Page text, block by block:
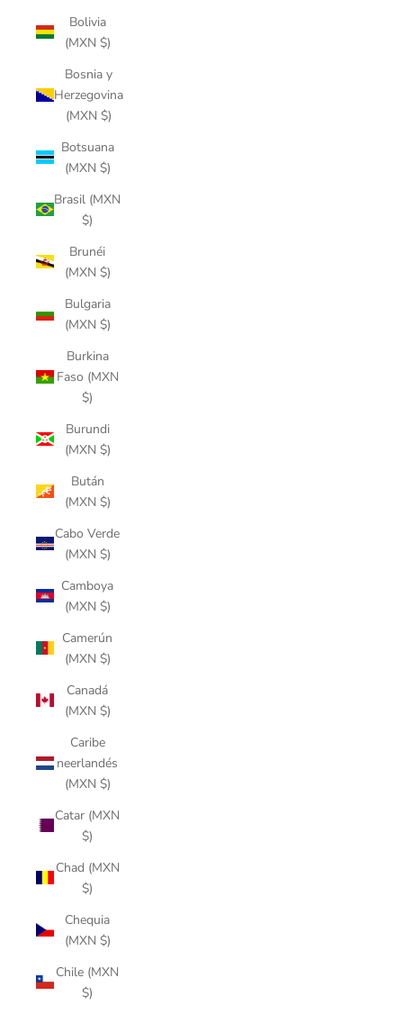
Bolivia
(MXN $)
Bosnia y
Herzegovina
(MXN $)
Botsuana
(MXN $)
Brasil (MXN
$)
Brunéi
(MXN $)
Bulgaria
(MXN $)
Burkina
Faso (MXN
$)
Burundi
(MXN $)
Bután
(MXN $)
Cabo Verde
(MXN $)
Camboya
(MXN $)
Camerún
(MXN $)
Canadá
(MXN $)
Caribe
neerlandés
(MXN $)
Catar (MXN
$)
Chad (MXN
$)
Chequia
(MXN $)
Chile (MXN
$)